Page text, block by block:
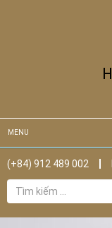
MENU
(+84) 912 489 002
Tìm
kiếm
cho: